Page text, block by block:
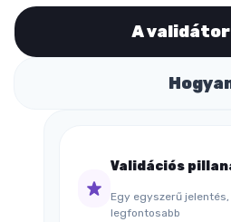
A
Validációs
Egy egyszerű
legfontosabb